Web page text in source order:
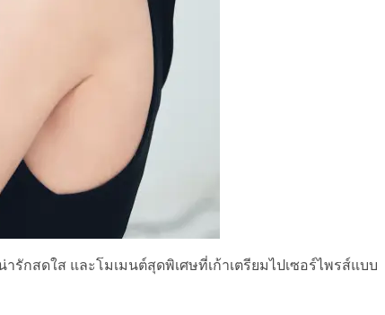
กสดใส และโมเมนต์สุดพิเศษที่เก้าเตรียมไปเซอร์ไพรส์แบบ